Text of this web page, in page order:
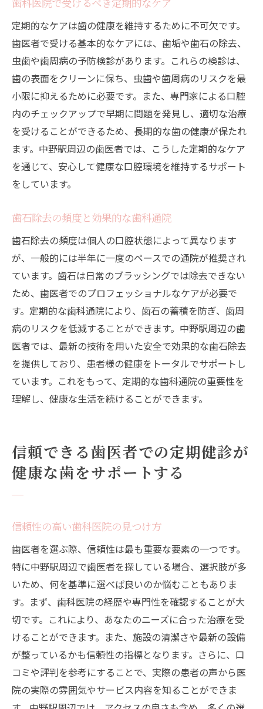
定期的なケアは歯の健康を維持するために不可欠です。
歯医者で受ける基本的なケアには、歯垢や歯石の除去、
虫歯や歯周病の予防検診があります。これらの検診は、
歯の表面をクリーンに保ち、虫歯や歯周病のリスクを最
小限に抑えるために必要です。また、専門家による口腔
内のチェックアップで早期に問題を発見し、適切な治療
を受けることができるため、長期的な歯の健康が保たれ
ます。中野駅周辺の歯医者では、こうした定期的なケア
を通じて、安心して健康な口腔環境を維持するサポート
をしています。
歯石除去の頻度と効果的な歯科通院
歯石除去の頻度は個人の口腔状態によって異なります
が、一般的には半年に一度のペースでの通院が推奨され
ています。歯石は日常のブラッシングでは除去できない
ため、歯医者でのプロフェッショナルなケアが必要で
す。定期的な歯科通院により、歯石の蓄積を防ぎ、歯周
病のリスクを低減することができます。中野駅周辺の歯
医者では、最新の技術を用いた安全で効果的な歯石除去
を提供しており、患者様の健康をトータルでサポートし
ています。これをもって、定期的な歯科通院の重要性を
理解し、健康な生活を続けることができます。
信頼できる歯医者での定期健診が
健康な歯をサポートする
信頼性の高い歯科医院の見つけ方
歯医者を選ぶ際、信頼性は最も重要な要素の一つです。
特に中野駅周辺で歯医者を探している場合、選択肢が多
いため、何を基準に選べば良いのか悩むこともありま
す。まず、歯科医院の経歴や専門性を確認することが大
切です。これにより、あなたのニーズに合った治療を受
けることができます。また、施設の清潔さや最新の設備
が整っているかも信頼性の指標となります。さらに、口
コミや評判を参考にすることで、実際の患者の声から医
院の実際の雰囲気やサービス内容を知ることができま